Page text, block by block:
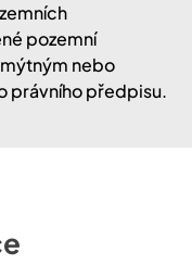
pozemní
nebo
právního předpisu.